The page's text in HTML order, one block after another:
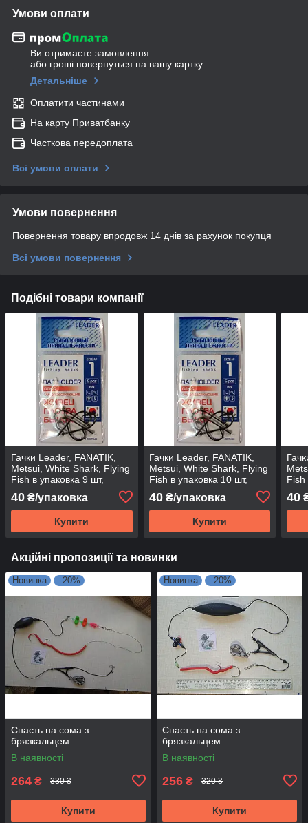
Умови оплати
Ви отримаєте замовлення
або гроші повернуться на вашу картку
Детальніше
Оплатити частинами
На карту Приватбанку
Часткова передоплата
Всі умови оплати
Умови повернення
Повернення товару впродовж 14 днів за рахунок покупця
Всі умови повернення
Подібні товари компанії
Гачки Leader, FANATIK,
Metsui, White Shark, Flying
Fish в упаковка 9 шт,
40 ₴/упаковка
Купити
Гачки Leader, FANATIK,
Metsui, White Shark, Flying
Fish в упаковка 10 шт,
BAITHOLDER (Плюс), 10
40₴/упаковка
Купити
Fish
40
Акційні пропозиції та новинки
Новинка –20%
Снасть на сома з
брязкальцем
В наявності
264 ₴ 330 ₴
Купити
Новинка –20%
Снасть на сома з
брязкальцем
В наявності
256 ₴ 320 ₴
Купити